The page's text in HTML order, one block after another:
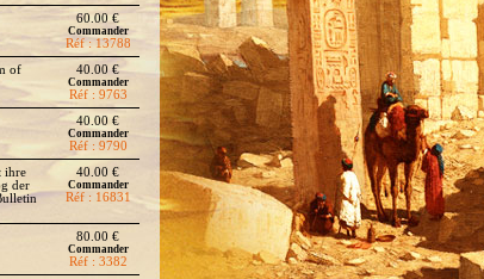
60.00 €
Commander
Réf : 13788
of
40.00 €
Commander
Réf : 9763
40.00 €
Commander
Réf : 9790
ihre
der
40.00 €
Commander
Réf : 16831
80.00 €
Commander
Réf : 3382